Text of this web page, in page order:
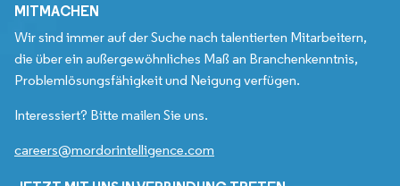
MITMACHEN
Wir sind immer auf der Suche nach talentierten Mitarbeitern,
die über ein außergewöhnliches Maß an Branchenkenntnis,
Problemlösungsfähigkeit und Neigung verfügen.
Interessiert? Bitte mailen Sie uns.
careers@mordorintelligence.com